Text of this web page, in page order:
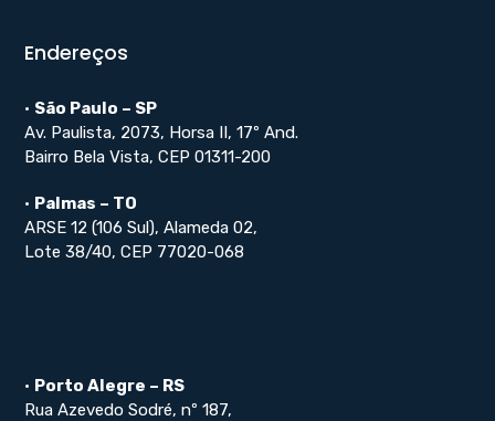
Endereços
• São Paulo – SP
Av. Paulista, 2073, Horsa II, 17º And.
Bairro Bela Vista, CEP 01311-200
• Palmas – TO
ARSE 12 (106 Sul), Alameda 02,
Lote 38/40, CEP 77020-068
• Porto Alegre – RS
Rua Azevedo Sodré, nº 187,